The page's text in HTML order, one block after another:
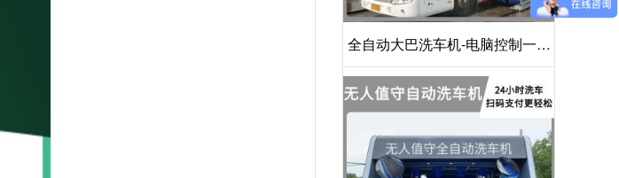
全自动大巴洗车机-电脑控制一键
启动清洗[隆茂鑫晟]